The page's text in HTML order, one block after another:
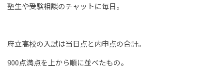
塾生や受験相談のチャットに毎日。
府立高校の入試は当日点と内申点の合計。
900点満点を上から順に並べたもの。